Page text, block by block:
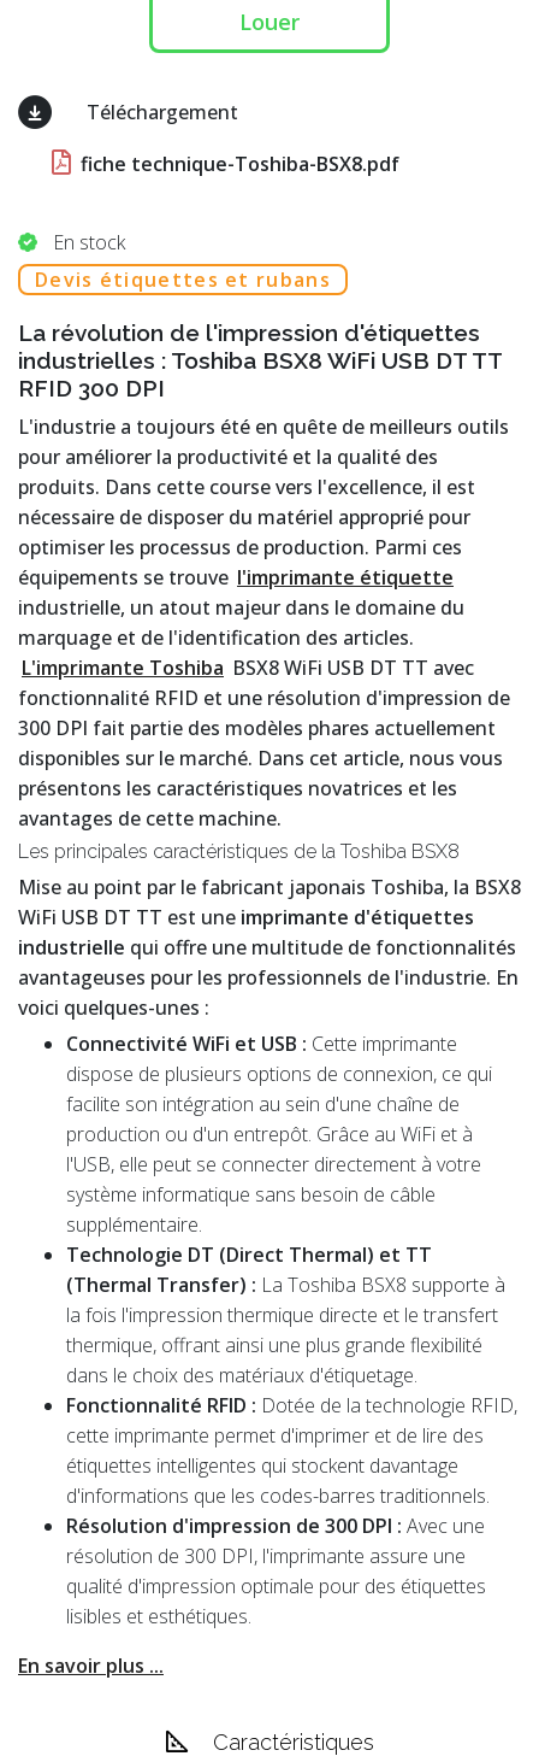
Louer
Téléchargement
fiche technique-Toshiba-BSX8.pdf
En stock
Devis étiquettes et rubans
La révolution de l'impression d'étiquettes
industrielles : Toshiba BSX8 WiFi USB DT TT
RFID 300 DPI
L'industrie a toujours été en quête de meilleurs outils
pour améliorer la productivité et la qualité des
produits. Dans cette course vers l'excellence, il est
nécessaire de disposer du matériel approprié pour
optimiser les processus de production. Parmi ces
équipements se trouve l'imprimante étiquette
industrielle, un atout majeur dans le domaine du
marquage et de l'identification des articles.
L'imprimante Toshiba BSX8 WiFi USB DT TT avec
fonctionnalité RFID et une résolution d'impression de
300 DPI fait partie des modèles phares actuellement
disponibles sur le marché. Dans cet article, nous vous
présentons les caractéristiques novatrices et les
avantages de cette machine.
Les principales caractéristiques de la Toshiba BSX8
Mise au point par le fabricant japonais Toshiba, la BSX8
WiFi USB DT TT est une imprimante d'étiquettes
industrielle qui offre une multitude de fonctionnalités
avantageuses pour les professionnels de l'industrie. En
voici quelques-unes :
Connectivité WiFi et USB : Cette imprimante
dispose de plusieurs options de connexion, ce qui
facilite son intégration au sein d'une chaîne de
production ou d'un entrepôt. Grâce au WiFi et à
l'USB, elle peut se connecter directement à votre
système informatique sans besoin de câble
supplémentaire.
Technologie DT (Direct Thermal) et TT
(Thermal Transfer) : La Toshiba BSX8 supporte à
la fois l'impression thermique directe et le transfert
thermique, offrant ainsi une plus grande flexibilité
dans le choix des matériaux d'étiquetage.
Fonctionnalité RFID : Dotée de la technologie RFID,
cette imprimante permet d'imprimer et de lire des
étiquettes intelligentes qui stockent davantage
d'informations que les codes-barres traditionnels.
Résolution d'impression de 300 DPI : Avec une
résolution de 300 DPI, l'imprimante assure une
qualité d'impression optimale pour des étiquettes
lisibles et esthétiques.
En savoir plus ...
Caractéristiques